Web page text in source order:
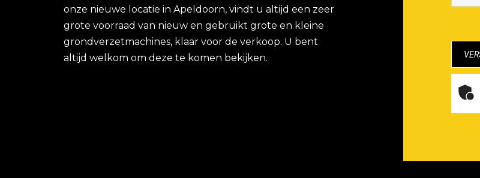
onze nieuwe locatie in Apeldoorn, vindt u altijd een zeer
grote voorraad van nieuw en gebruikt grote en kleine
grondverzetmachines, klaar voor de verkoop. U bent
altijd welkom om deze te komen bekijken.